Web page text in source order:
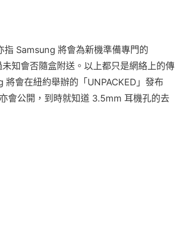
指 Samsung 將會為新機準備專門的
知會否隨盒附送。以上都只是網絡上的傳
會在紐約舉辦的「UNPACKED」發布
會公開，到時就知道 3.5mm 耳機孔的去